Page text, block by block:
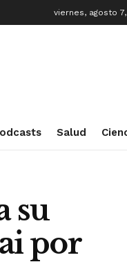
viernes, agosto
Salud
su
por